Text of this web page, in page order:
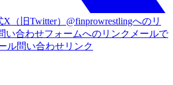
X（旧Twitter）@finprowrestlingへのリ
い合わせフォームへのリンク メールで
ル問い合わせリンク